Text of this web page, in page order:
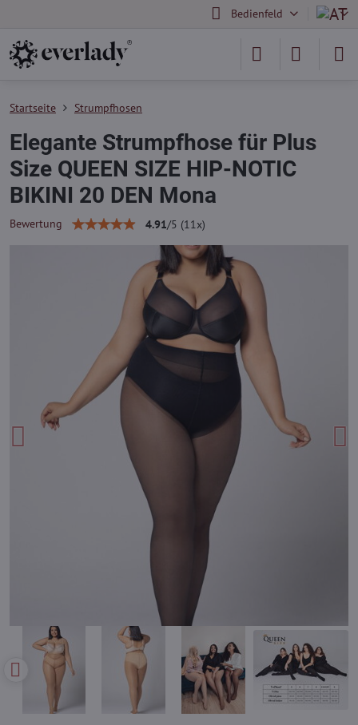
Bedienfeld
Startseite Strumpfhosen
Elegante Strumpfhose für Plus
Size QUEEN SIZE HIP-NOTIC
BIKINI 20 DEN Mona
Bewertung 4.91/5 (11 x)